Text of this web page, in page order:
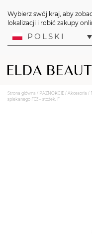
Wybierz swój kraj, aby
lokalizacji i robić zakupy
POLSKI
Strona główna / PAZNOKCIE / Akcesoria /
spiekanego F03 – stożek, F